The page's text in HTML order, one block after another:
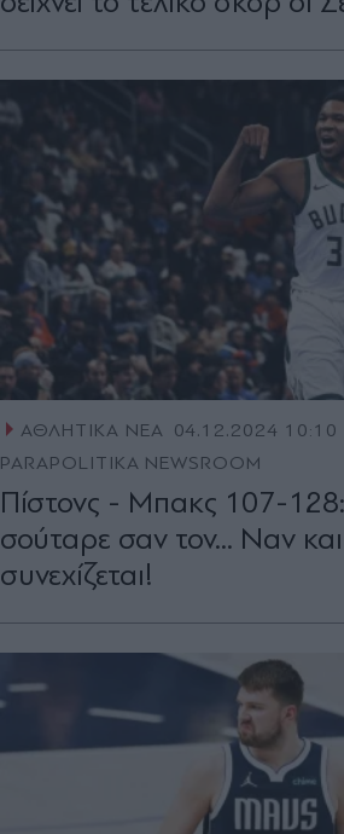
ΑΘΛΗΤΙΚΑ ΝΕΑ 04.12.2024 10:10
PARAPOLITIKA NEWSROOM
Πίστονς - Μπακς 107-
σούταρε σαν τον... Ναν
συνεχίζεται!